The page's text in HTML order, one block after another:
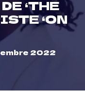
‘THE
‘ON
2022